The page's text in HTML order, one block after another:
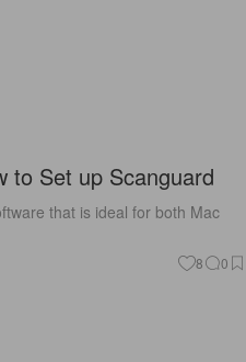
to Set up Scanguard
that is ideal for both Mac
8 0